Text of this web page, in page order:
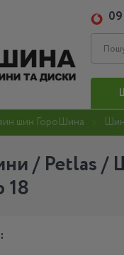
шин ГороШина
/ Petlas
18